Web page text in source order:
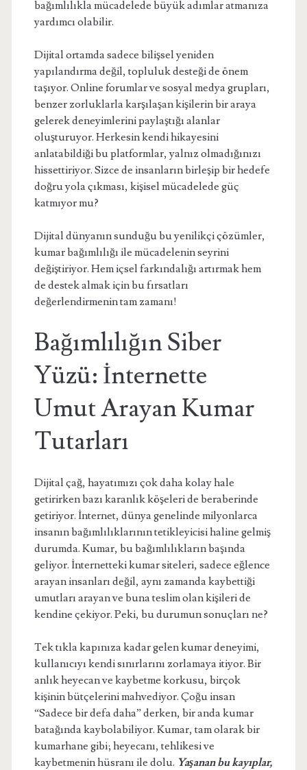
bağımlılıkla mücadelede büyük adımlar atmanıza
yardımcı olabilir.
Dijital ortamda sadece bilişsel yeniden
yapılandırma değil, topluluk desteği de önem
taşıyor. Online forumlar ve sosyal medya grupları,
benzer zorluklarla karşılaşan kişilerin bir araya
gelerek deneyimlerini paylaştığı alanlar
oluşturuyor. Herkesin kendi hikayesini
anlatabildiği bu platformlar, yalnız olmadığınızı
hissettiriyor. Sizce de insanların birleşip bir hedefe
doğru yola çıkması, kişisel mücadelede güç
katmıyor mu?
Dijital dünyanın sunduğu bu yenilikçi çözümler,
kumar bağımlılığı ile mücadelenin seyrini
değiştiriyor. Hem içsel farkındalığı artırmak hem
de destek almak için bu fırsatları
değerlendirmenin tam zamanı!
Bağımlılığın Siber
Yüzü: İnternette
Umut Arayan Kumar
Tutarları
Dijital çağ, hayatımızı çok daha kolay hale
getirirken bazı karanlık köşeleri de beraberinde
getiriyor. İnternet, dünya genelinde milyonlarca
insanın bağımlılıklarının tetikleyicisi haline gelmiş
durumda. Kumar, bu bağımlılıkların başında
geliyor. İnternetteki kumar siteleri, sadece eğlence
arayan insanları değil, aynı zamanda kaybettiği
umutları arayan ve buna teslim olan kişileri de
kendine çekiyor. Peki, bu durumun sonuçları ne?
Tek tıkla kapınıza kadar gelen kumar deneyimi,
kullanıcıyı kendi sınırlarını zorlamaya itiyor. Bir
anlık heyecan ve kaybetme korkusu, birçok
kişinin bütçelerini mahvediyor. Çoğu insan
“Sadece bir defa daha” derken, bir anda kumar
batağında kaybolabiliyor. Kumar, tam olarak bir
kumarhane gibi; heyecanı, tehlikesi ve
kaybetmenin hüsranı ile dolu. Yaşanan bu kayıplar,